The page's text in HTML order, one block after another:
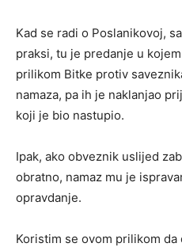
Kad se radi o Poslanikovoj,
praksi, tu je predanje u
prilikom Bitke protiv
namaza, pa ih je naklanjao
koji je bio nastupio.
Ipak, ako obveznik uslijed
obratno, namaz mu je
opravdanje.
Koristim se ovom prilikom